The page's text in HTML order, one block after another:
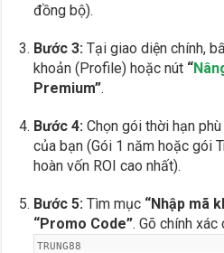
đồng bộ).
Bước 3: Tại giao diện chính,
khoản (Profile) hoặc nút “
Premium”.
Bước 4: Chọn gói thời hạn
của bạn (Gói 1 năm hoặc gói
hoàn vốn ROI cao nhất).
Bước 5: Tìm mục “Nhập mã
“Promo Code”. Gõ chính xác
TRUNG88